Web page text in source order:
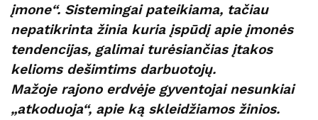
įmone“. Sistemingai pateikiama, tačiau
nepatikrinta žinia kuria įspūdį apie įmonės
tendencijas, galimai turėsiančias įtakos
kelioms dešimtims darbuotojų.
Mažoje rajono erdvėje gyventojai nesunkiai
„atkoduoja“, apie ką skleidžiamos žinios.